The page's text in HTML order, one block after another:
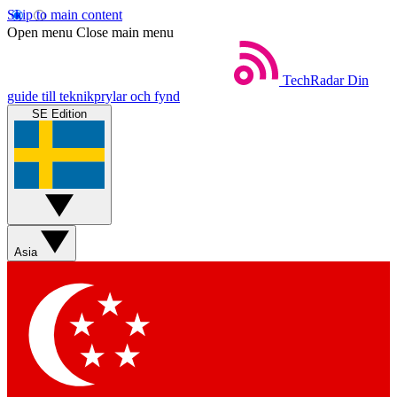
Skip to main content
Open menu Close main menu
TechRadar Din
guide till teknikprylar och fynd
SE Edition
Asia